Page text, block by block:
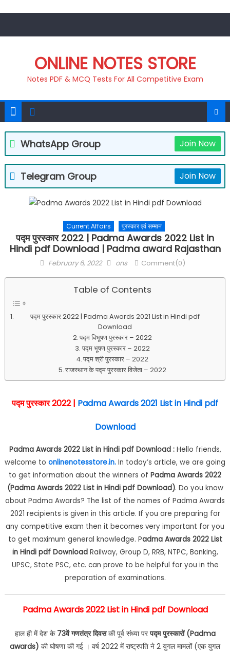
ONLINE NOTES STORE
Notes PDF & MCQ Tests For All Competitive Exam
WhatsApp Group Join Now
Telegram Group Join Now
Current Affairs पुरस्कार एवं सम्मान
पद्म पुरस्कार 2022 | Padma Awards 2022 List in
Hindi pdf Download | Padma award Rajasthan
Posted
February 6, 2022 Author
ons Comment(0)
Table of Contents
पद्म पुरस्कार 2022 | Padma Awards 2021 List in Hindi pdf
Download
पद्म विभूषण पुरस्कार – 2022
पद्म भूषण पुरस्कार – 2022
पद्म श्री पुरस्कार – 2022
राजस्थान के पद्म पुरस्कार विजेता – 2022
पद्म पुरस्कार 2022 | Padma Awards 2021 List in Hindi pdf
Download
Padma Awards 2022 List in Hindi pdf Download : Hello friends,
welcome to onlinenotesstore.in. In today’s article, we are going
to get information about the winners of Padma Awards 2022
(Padma Awards 2022 List in Hindi pdf Download). Do you know
about Padma Awards? The list of the names of Padma Awards
2021 recipients is given in this article. If you are preparing for
any competitive exam then it becomes very important for you
to get maximum general knowledge. Padma Awards 2022 List
in Hindi pdf DownloadRailway, Group D, RRB, NTPC, Banking,
UPSC, State PSC, etc. can prove to be helpful for you in the
preparation of examinations.
Padma Awards 2022 List in Hindi pdf Download
हाल ही में देश के 73वें गणतंत्र दिवसकी पूर्व संध्या परपद्म पुरस्कारों (Padma
awards) की घोषणा की गई । वर्ष 2022 में राष्ट्रपति ने 2 युगल मामलों (एक युगल